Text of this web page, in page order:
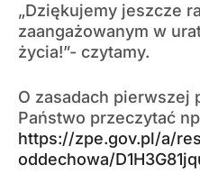
„Dziękujemy jeszcze
zaangażowanym w
życia!”- czytamy.
O zasadach pierwszej
Państwo przeczytać
https://zpe.gov.pl/a/
oddechowa/